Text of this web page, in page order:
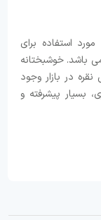
استفاده برای
باشد. خوشبختانه
نقره در بازار وجود
بسیار پیشرفته و